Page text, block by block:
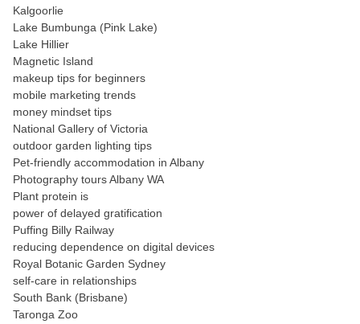
Kalgoorlie
Lake Bumbunga (Pink Lake)
Lake Hillier
Magnetic Island
makeup tips for beginners
mobile marketing trends
money mindset tips
National Gallery of Victoria
outdoor garden lighting tips
Pet-friendly accommodation in Albany
Photography tours Albany WA
Plant protein is
power of delayed gratification
Puffing Billy Railway
reducing dependence on digital devices
Royal Botanic Garden Sydney
self-care in relationships
South Bank (Brisbane)
Taronga Zoo